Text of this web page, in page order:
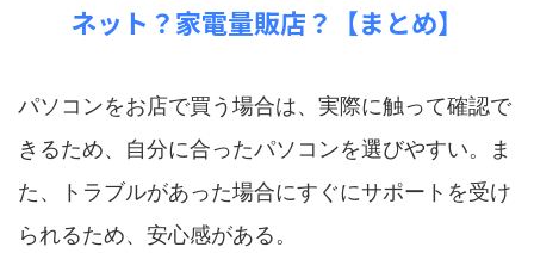
ネット？家電量販店？【まとめ】
パソコンをお店で買う場合は、実際に触って確認で
きるため、自分に合ったパソコンを選びやすい。ま
た、トラブルがあった場合にすぐにサポートを受け
られるため、安心感がある。